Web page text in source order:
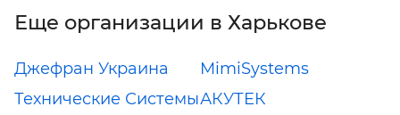
Еще организации в Харькове
Джефран Украина
MimiSystems
Технические СистемыАКУТЕК